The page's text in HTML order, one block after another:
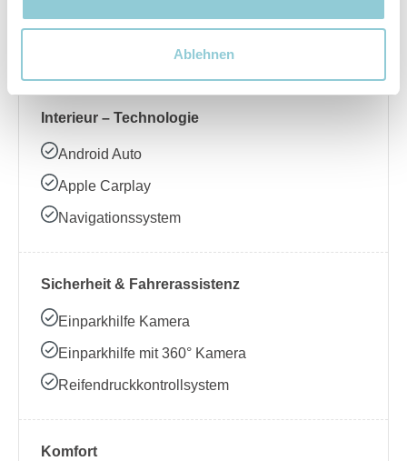
Ablehnen
Beheizbares Lenkrad
Interieur – Technologie
Android Auto
Apple Carplay
Navigationssystem
Sicherheit & Fahrerassistenz
Einparkhilfe Kamera
Einparkhilfe mit 360° Kamera
Reifendruckkontrollsystem
Komfort